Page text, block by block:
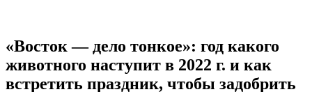
«Восток — дело тонкое»: год какого
животного наступит в 2022 г. и как
встретить праздник, чтобы задобрить